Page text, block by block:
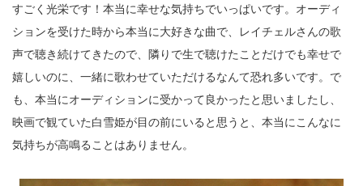
すごく光栄です！本当に幸せな気持ちでいっぱいです。オーディ
ションを受けた時から本当に大好きな曲で、レイチェルさんの歌
声で聴き続けてきたので、隣りで生で聴けたことだけでも幸せで
嬉しいのに、一緒に歌わせていただけるなんて恐れ多いです。で
も、本当にオーディションに受かって良かったと思いましたし、
映画で観ていた白雪姫が目の前にいると思うと、本当にこんなに
気持ちが高鳴ることはありません。